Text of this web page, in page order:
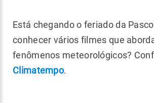
Está chegando o feriado da
conhecer vários filmes que
fenômenos meteorológicos?
Climatempo.